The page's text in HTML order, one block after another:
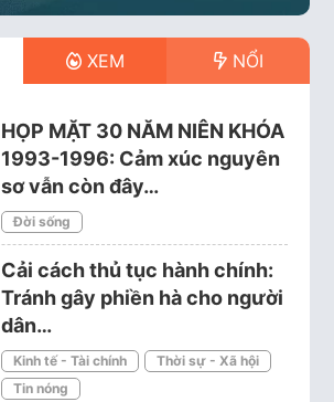
XEM NỔI
HỌP MẶT 30 NĂM NIÊN KHÓA
1993-1996: Cảm xúc nguyên
sơ vẫn còn đây…
Đời sống
Cải cách thủ tục hành chính:
Tránh gây phiền hà cho người
dân…
Kinh tế - Tài chính
Thời sự - Xã hội
Tin nóng